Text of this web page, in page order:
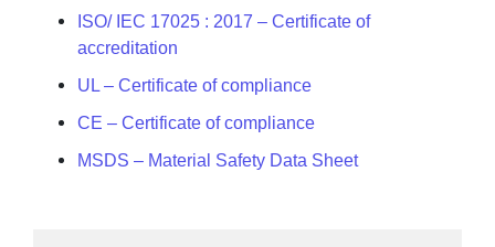
ISO/ IEC 17025 : 2017 – Certificate of
accreditation
UL – Certificate of compliance
CE – Certificate of compliance
MSDS – Material Safety Data Sheet